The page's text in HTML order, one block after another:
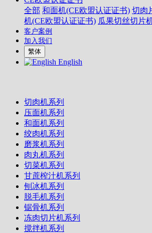
全部 和面机(CE欧盟认证证书) 切肉
机(CE欧盟认证证书) 瓜果切丝切片
客户案例
加入我们
繁体
English
切肉机系列
压面机系列
和面机系列
绞肉机系列
磨浆机系列
肉丸机系列
切菜机系列
甘蔗榨汁机系列
刨冰机系列
脱毛机系列
锯骨机系列
冻肉切片机系列
搅拌机系列